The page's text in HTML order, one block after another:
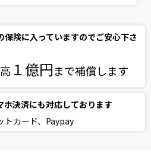
険に入っていますのでご安心下さ
１億円まで補償します
決済にも対応しております